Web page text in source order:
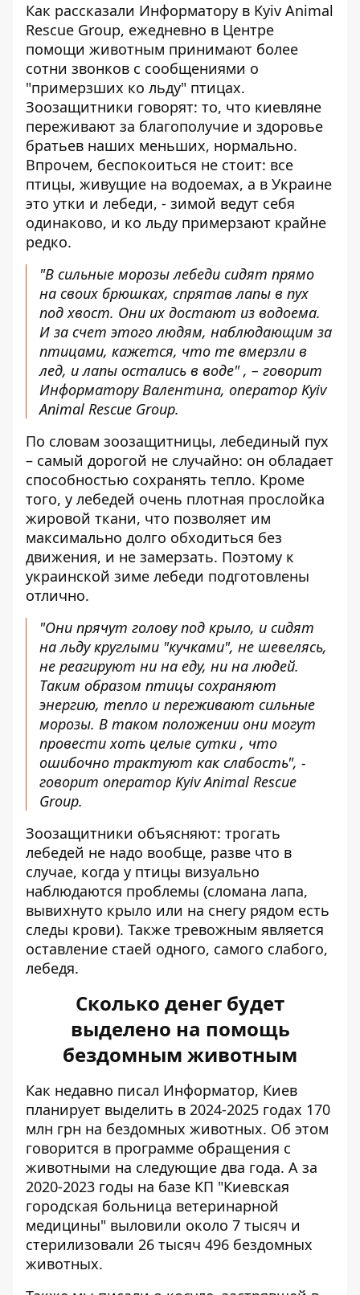
Как рассказали Информатору в Kyiv Animal
Rescue Group, ежедневно в Центре
помощи животным принимают более
сотни звонков с сообщениями о
"примерзших ко льду" птицах.
Зоозащитники говорят: то, что киевляне
переживают за благополучие и здоровье
братьев наших меньших, нормально.
Впрочем, беспокоиться не стоит: все
птицы, живущие на водоемах, а в Украине
это утки и лебеди, - зимой ведут себя
одинаково, и ко льду примерзают крайне
редко.
"В сильные морозы лебеди сидят прямо
на своих брюшках, спрятав лапы в пух
под хвост. Они их достают из водоема.
И за счет этого людям, наблюдающим за
птицами, кажется, что те вмерзли в
лед, и лапы остались в воде" , – говорит
Информатору Валентина, оператор Kyiv
Animal Rescue Group.
По словам зоозащитницы, лебединый пух
– самый дорогой не случайно: он обладает
способностью сохранять тепло. Кроме
того, у лебедей очень плотная прослойка
жировой ткани, что позволяет им
максимально долго обходиться без
движения, и не замерзать. Поэтому к
украинской зиме лебеди подготовлены
отлично.
"Они прячут голову под крыло, и сидят
на льду круглыми "кучками", не шевелясь,
не реагируют ни на еду, ни на людей.
Таким образом птицы сохраняют
энергию, тепло и переживают сильные
морозы. В таком положении они могут
провести хоть целые сутки , что
ошибочно трактуют как слабость", -
говорит оператор Kyiv Animal Rescue
Group.
Зоозащитники объясняют: трогать
лебедей не надо вообще, разве что в
случае, когда у птицы визуально
наблюдаются проблемы (сломана лапа,
вывихнуто крыло или на снегу рядом есть
следы крови). Также тревожным является
оставление стаей одного, самого слабого,
лебедя.
Сколько денег будет
выделено на помощь
бездомным животным
Как недавно писал Информатор, Киев
планирует выделить в 2024-2025 годах 170
млн грн на бездомных животных. Об этом
говорится в программе обращения с
животными на следующие два года. А за
2020-2023 годы на базе КП "Киевская
городская больница ветеринарной
медицины" выловили около 7 тысяч и
стерилизовали 26 тысяч 496 бездомных
животных.